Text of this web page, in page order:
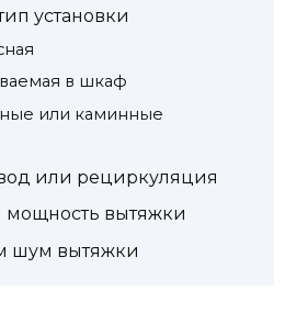
установки
в шкаф
или каминные
или рециркуляция
мощность вытяжки
шум вытяжки